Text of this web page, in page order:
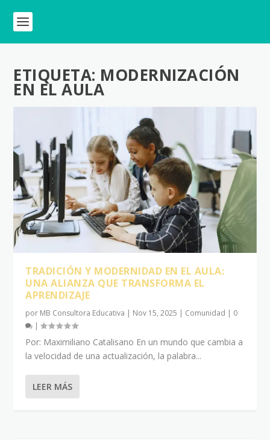
ETIQUETA: MODERNIZACIÓN
EN EL AULA
TRADICIÓN Y MODERNIDAD EN EL AULA:
UNA ALIANZA QUE TRANSFORMA EL
APRENDIZAJE
por MB Consultora Educativa | Nov 15, 2025 | Comunidad | 0
|
Por: Maximiliano Catalisano En un mundo que cambia a
la velocidad de una actualización, la palabra...
LEER MÁS